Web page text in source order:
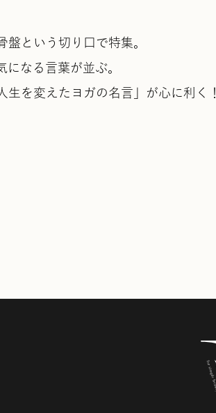
という切り口で特集。
なる言葉が並ぶ。
を変えたヨガの名言」が心に利く！